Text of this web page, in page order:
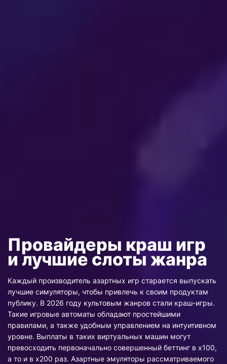
Каждый производитель азартных игр старается выпускать
лучшие симуляторы, чтобы привлечь к своим продуктам
публику. В 2026 году культовым жанров стали краш-игры.
Такие игровые автоматы обладают простейшими
правилами, а также удобным управлением на интуитивном
уровне. Выплаты в таких виртуальных машин могут
превосходить первоначально совершенный беттинг в x100,
а то и в x200 раз. Азартные эмуляторы рассматриваемого